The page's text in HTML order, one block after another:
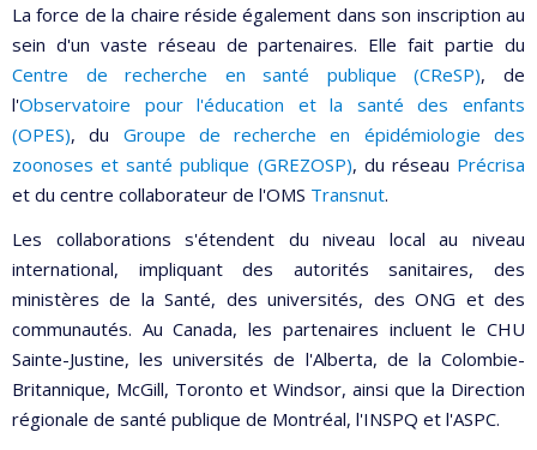
La force de la chaire réside également dans son inscription au
sein d'un vaste réseau de partenaires. Elle fait partie du
Centre de recherche en santé publique (CReSP), de
l'Observatoire pour l'éducation et la santé des enfants
(OPES), du Groupe de recherche en épidémiologie des
zoonoses et santé publique (GREZOSP), du réseau Précrisa
et du centre collaborateur de l'OMS Transnut.
Les collaborations s'étendent du niveau local au niveau
international, impliquant des autorités sanitaires, des
ministères de la Santé, des universités, des ONG et des
communautés. Au Canada, les partenaires incluent le CHU
Sainte-Justine, les universités de l'Alberta, de la Colombie-
Britannique, McGill, Toronto et Windsor, ainsi que la Direction
régionale de santé publique de Montréal, l'INSPQ et l'ASPC.